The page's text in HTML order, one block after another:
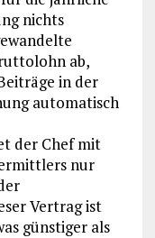
nichts
ab,
in der
automatisch
der Chef mit
nur
Vertrag ist
günstiger als